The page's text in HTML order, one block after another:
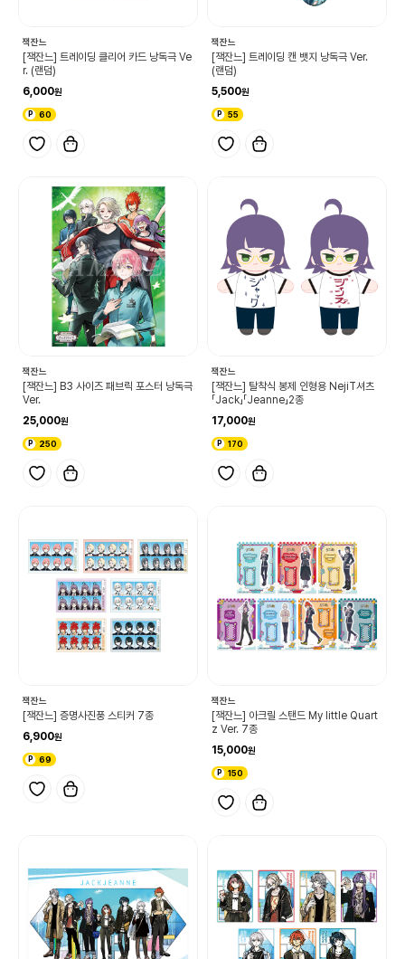
잭잔느
[잭잔느] 트레이딩 클리어 카드 낭독극 Ve
r. (랜덤)
6,000
60
잭잔느
[잭잔느] 트레이딩 캔 뱃지 낭독극 Ver.
(랜덤)
5,500
55
잭잔느
[잭잔느] B3 사이즈 패브릭 포스터 낭독극
Ver.
25,000
250
잭잔느
[잭잔느] 탈착식 봉제 인형용 NejiT셔츠
「Jack」「Jeanne」2종
17,000
170
잭잔느
[잭잔느] 증명사진풍 스티커 7종
6,900
69
잭잔느
[잭잔느] 아크릴 스탠드 My little Quart
z Ver. 7종
15,000
150